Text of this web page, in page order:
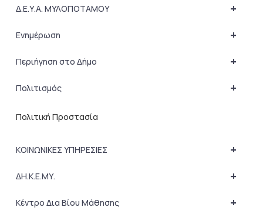
+
Δ.Ε.Υ.Α. ΜΥΛΟΠΟΤΑΜΟΥ
+
Ενημέρωση
+
Περιήγηση στο Δήμο
+
Πολιτισμός
Πολιτική Προστασία
+
ΚΟΙΝΩΝΙΚΕΣ ΥΠΗΡΕΣΙΕΣ
+
ΔΗ.Κ.Ε.ΜΥ.
+
Κέντρο Δια Βίου Μάθησης